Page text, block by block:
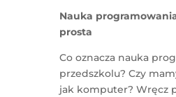
Nauka
prosta
Co oznacza nauka
przedszkolu? Czy
jak komputer? Wręcz